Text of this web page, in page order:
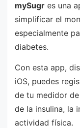
mySugr es una
simplificar el
especialmente
diabetes.
Con esta app,
iOS, puedes
de tu medidor
de la insulina, la
actividad física.